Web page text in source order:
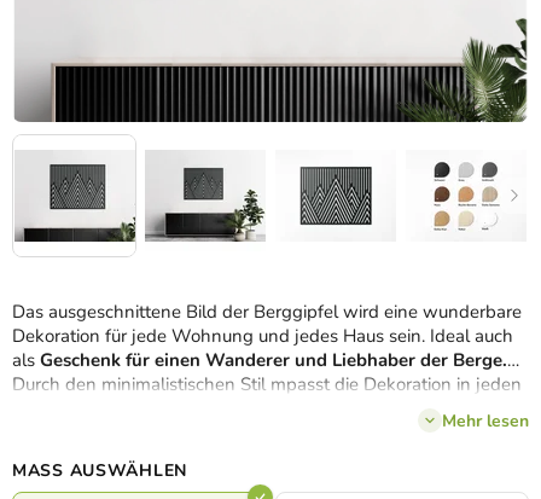
Das ausgeschnittene Bild der Berggipfel wird eine wunderbare
Dekoration für jede Wohnung und jedes Haus sein. Ideal auch
als Geschenk für einen Wanderer und Liebhaber der Berge.
Durch den minimalistischen Stil mpasst die Dekoration in jeden
Raum. Wählen Sie aus mehreren Farbtönen und wir werden
Mehr lesen
MASS AUSWÄHLEN